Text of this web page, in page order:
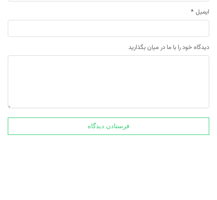
ایمیل *
دیدگاه خود را با ما در میان بگذارید